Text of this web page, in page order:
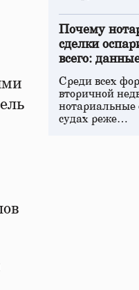
Почему
сделки
всего:
Среди всех
вторичной
нотариальные
судах реже…